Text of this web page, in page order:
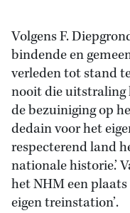
Volgens F.
bindende en
verleden tot stand
nooit die uitstraling
de bezuiniging op
dedain voor het
respecterend land
nationale historie.’
het NHM een
eigen treinstation’.